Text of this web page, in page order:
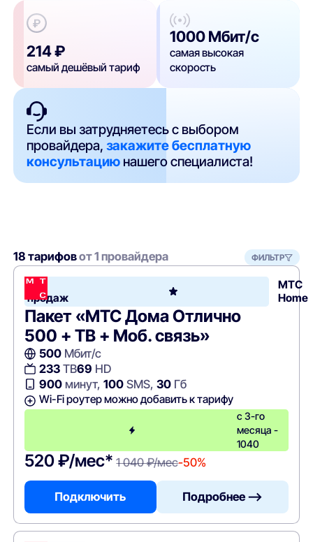
214 ₽
самый дешёвый тариф
1000 Мбит/с
самая высокая
скорость
Если вы затрудняетесь с выбором
провайдера,закажите бесплатную
консультацию нашего специалиста!
18 тарифовот 1 провайдера ФИЛЬТР
Хит
продаж
МТС
Home
Пакет «МТС Дома Отлично
500 + ТВ + Моб. связь»
500Мбит/с
233ТВ69 HD
900минут, 100SMS, 30Гб
Wi-Fi роутер можно добавить к тарифу
с 3-го
месяца -
1040
520 ₽/мес* 1 040 ₽/мес-50%
Подключить Подробнее —>